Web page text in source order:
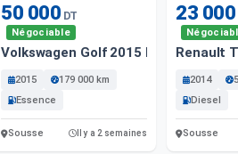
50 000 DT
Négociable
Volkswagen Golf 2015 Essence
2015
179 000 km
Essence
Sousse Il y a 2 semaines
23 000
Renault
2014
Diesel
Sousse